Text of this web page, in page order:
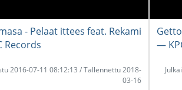
- Pelaat ittees feat. Rekami
Records
2016-07-11 08:12:13 / Tallennettu 2018-
03-16
―